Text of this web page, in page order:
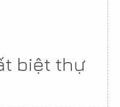
biệt thự